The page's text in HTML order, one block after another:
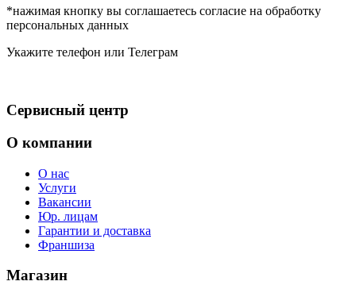
*нажимая кнопку вы соглашаетесь согласие на обработку
персональных данных
Укажите телефон или Телеграм
Сервисный центр
О компании
О нас
Услуги
Вакансии
Юр. лицам
Гарантии и доставка
Франшиза
Магазин